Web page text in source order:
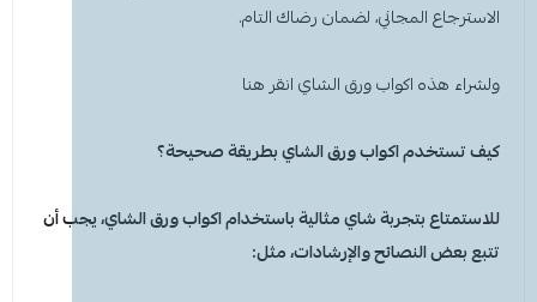
الاسترجاع المجاني، لضمان رضاك التام.
ولشراء هذه اكواب ورق الشاي انقر هنا
كيف تستخدماكواب ورق الشايبطريقة صحيحة؟
للاستمتاع بتجربة شاي مثالية باستخداماكواب ورق الشاي، يجب أن
تتبع بعض النصائح والإرشادات، مثل: